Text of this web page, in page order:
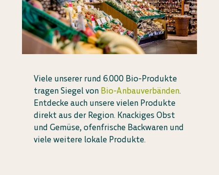
Viele unserer rund 6.000 Bio-Produkte
tragen Siegel von Bio-Anbauverbänden.
Entdecke auch unsere vielen Produkte
direkt aus der Region. Knackiges Obst
und Gemüse, ofenfrische Backwaren und
viele weitere lokale Produkte.